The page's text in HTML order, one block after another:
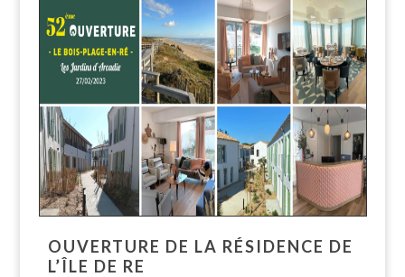
OUVERTURE DE LA RÉSIDENCE DE
L’ÎLE DE RE